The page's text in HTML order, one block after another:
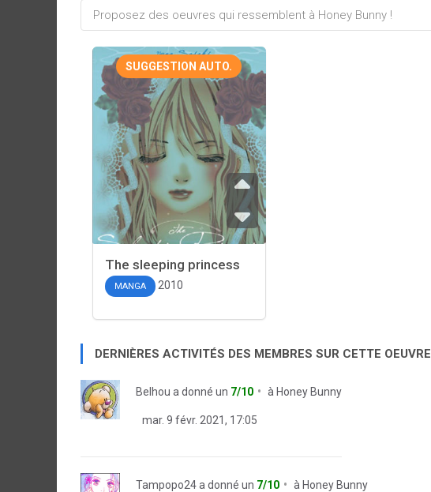
SUGGESTION AUTO.
The sleeping princess
MANGA 2010
DERNIÈRES ACTIVITÉS DES MEMBRES SUR CETTE OEUVRE
Belhou a donné un 7/10 à Honey Bunny
mar. 9 févr. 2021, 17:05
Tampopo24a donné un 7/10 à Honey Bunny